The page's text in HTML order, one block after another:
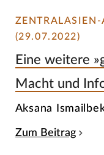
(29.07.2022)
Eine weitere
Macht und
Aksana
Zum Beitrag